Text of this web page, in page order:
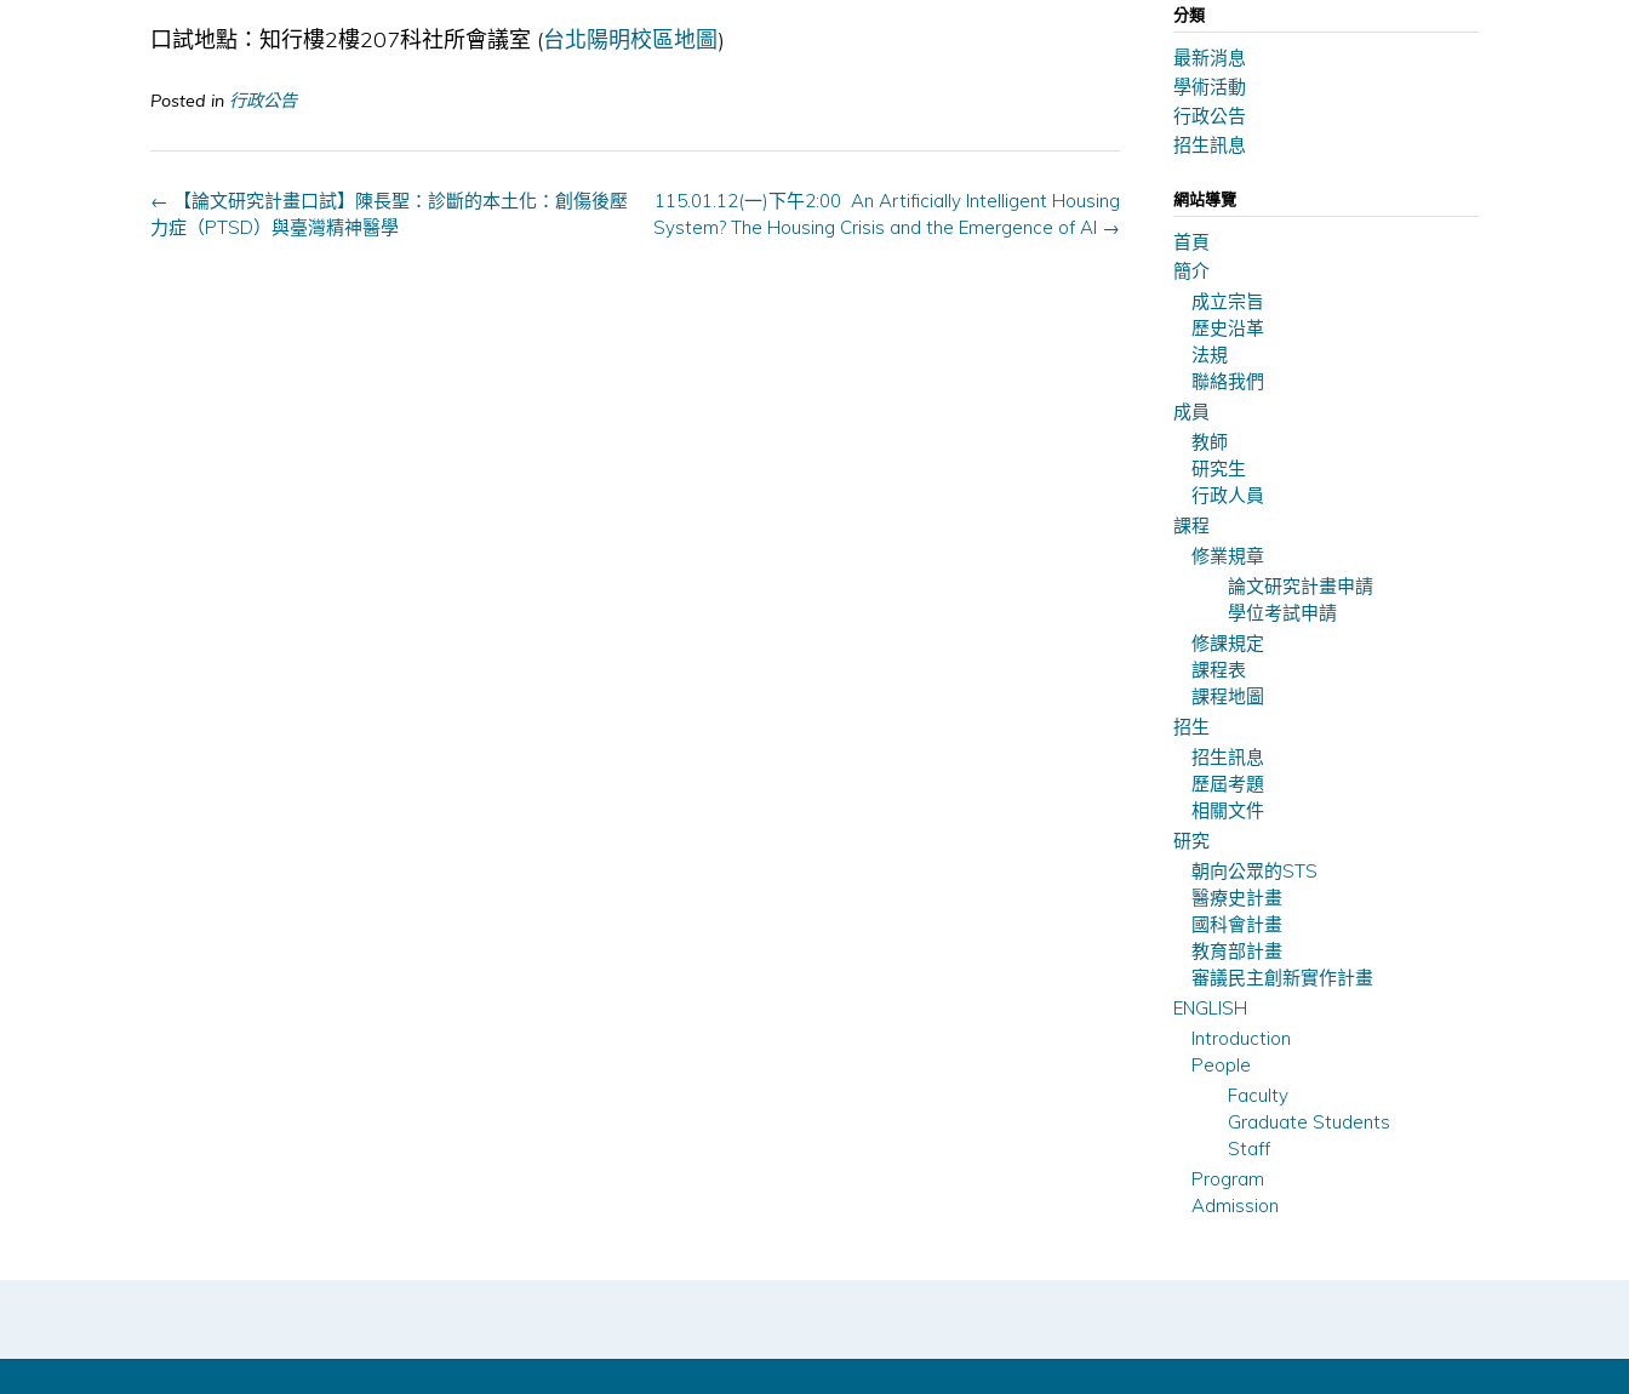
口試地點：知行樓2樓207科社所會議室 (台北陽明校區地圖)
Posted in 行政公告
Post
navigation
115.01.12(一)下午2:00 An Artificially Intelligent Housing
System? The Housing Crisis and the Emergence of AI →
←
【論文研究計畫口試】陳長聖：診斷的本土化：創傷後壓
力症（PTSD）與臺灣精神醫學
分類
最新消息
學術活動
行政公告
招生訊息
網站導覽
首頁
簡介
成立宗旨
歷史沿革
法規
聯絡我們
成員
教師
研究生
行政人員
課程
修業規章
論文研究計畫申請
學位考試申請
修課規定
課程表
課程地圖
招生
招生訊息
歷屆考題
相關文件
研究
朝向公眾的STS
醫療史計畫
國科會計畫
教育部計畫
審議民主創新實作計畫
ENGLISH
Introduction
People
Faculty
Graduate Students
Staff
Program
Admission